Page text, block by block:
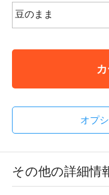
オプ
その他の詳細情